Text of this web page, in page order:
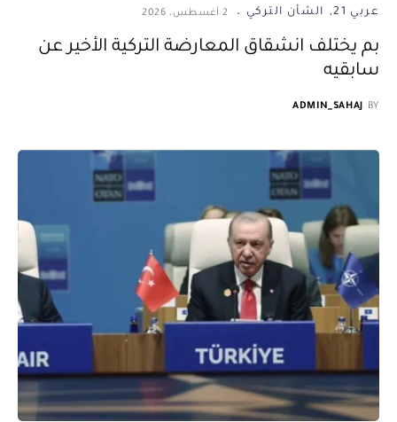
عربي 21 الشأن التركي 2 أغسطس، 2026
بم يختلف انشقاق المعارضة التركية الأخير عن
سابقيه
BY
ADMIN_SAHAJ